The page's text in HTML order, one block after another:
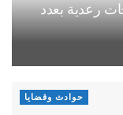
رعدية بعدد
حوادث وقضايا